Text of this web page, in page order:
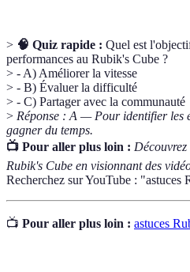
> 🧠 Quiz rapide : Quel est
performances au Rubik's Cube ?
> - A) Améliorer la vitesse
> - B) Évaluer la difficulté
> - C) Partager avec la communauté
> Réponse : A — Pour identifier les
gagner du temps.
📺 Pour aller plus loin :
Rubik's Cube en visionnant des
Recherchez sur YouTube : "astuces
📺 Pour aller plus loin : astuces